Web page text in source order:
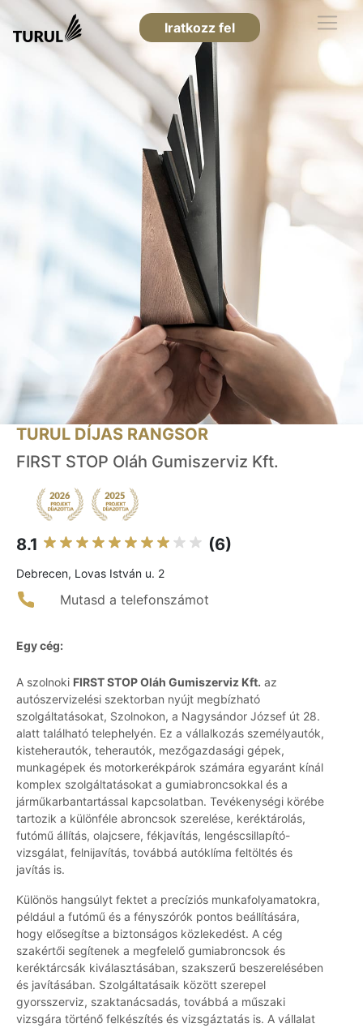
Iratkozz fel
TURUL DÍJAS RANGSOR
FIRST STOP Oláh Gumiszerviz Kft.
8.1 (6)
Debrecen, Lovas István u. 2
Mutasd a telefonszámot
Egy cég:
A szolnoki FIRST STOP Oláh Gumiszerviz Kft. az
autószervizelési szektorban nyújt megbízható
szolgáltatásokat, Szolnokon, a Nagysándor József út 28.
alatt található telephelyén. Ez a vállalkozás személyautók,
kisteherautók, teherautók, mezőgazdasági gépek,
munkagépek és motorkerékpárok számára egyaránt kínál
komplex szolgáltatásokat a gumiabroncsokkal és a
járműkarbantartással kapcsolatban. Tevékenységi körébe
tartozik a különféle abroncsok szerelése, keréktárolás,
futómű állítás, olajcsere, fékjavítás, lengéscsillapító-
vizsgálat, felnijavítás, továbbá autóklíma feltöltés és
javítás is.
Különös hangsúlyt fektet a precíziós munkafolyamatokra,
például a futómű és a fényszórók pontos beállítására,
hogy elősegítse a biztonságos közlekedést. A cég
szakértői segítenek a megfelelő gumiabroncsok és
keréktárcsák kiválasztásában, szakszerű beszerelésében
és javításában. Szolgáltatásaik között szerepel
gyorsszerviz, szaktanácsadás, továbbá a műszaki
vizsgára történő felkészítés és vizsgáztatás is. A vállalat